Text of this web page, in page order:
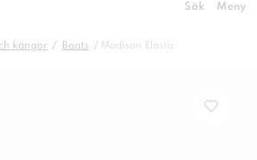
Sök Meny
kängor Boots Madison Elastic